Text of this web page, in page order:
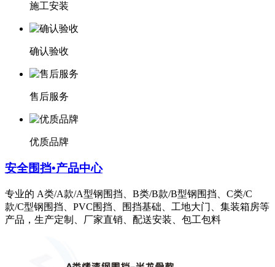
施工安装
确认验收
售后服务
优质品牌
安全围挡•产品中心
专业的 A类/A款/A型钢围挡、B类/B款/B型钢围挡、C类/C
款/C型钢围挡、PVC围挡、围挡基础、工地大门、集装箱房等
产品，生产定制、厂家直销、配送安装、包工包料